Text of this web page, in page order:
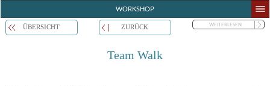
WORKSHOP
ÜBERSICHT ZURÜCK WEITERLESEN
Team Walk